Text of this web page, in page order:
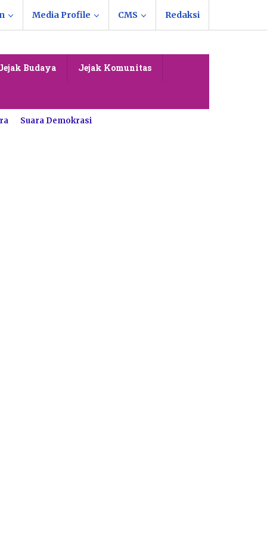
Media Profile CMS Redaksi
Budaya Jejak Komunitas
Suara Demokrasi